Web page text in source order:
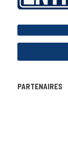
PARTENAIRES